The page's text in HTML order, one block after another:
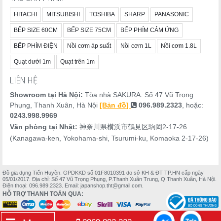
HITACHI MITSUBISHI TOSHIBA SHARP PANASONIC
BẾP SIZE 60CM BẾP SIZE 75CM BẾP PHÍM CẢM ỨNG
BẾP PHÍM ĐIỆN Nồi cơm áp suất Nồi cơm 1L Nồi cơm 1.8L
Quạt dưới 1m Quạt trên 1m
LIÊN HỆ
Showroom tại Hà Nội: Tòa nhà SAKURA. Số 47 Vũ Trọng
Phụng, Thanh Xuân, Hà Nội [Bản đồ] 096.989.2323 , hoặc:
0243.998.9969
Văn phòng tại Nhật: 神奈川県横浜市鶴見区駒岡2-17-26
(Kanagawa-ken, Yokohama-shi, Tsurumi-ku, Komaoka 2-17-26)
Đồ gia dụng Tiến Huyền. GPDKKD số 01F8010391 do sở KH & ĐT TP.HN cấp ngày
05/01/2017. Địa chỉ: Số 47 Vũ Trọng Phụng, P.Thanh Xuân Trung, Q.Thanh Xuân, Hà Nội.
Điện thoại: 096.989.2323. Email: japanshop.tht@gmail.com.
HỖ TRỢ THANH TOÁN QUA: